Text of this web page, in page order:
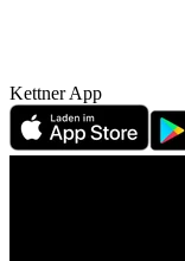
Kettner App